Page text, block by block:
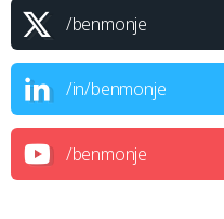
/benmonje
/in/benmonje
/benmonje